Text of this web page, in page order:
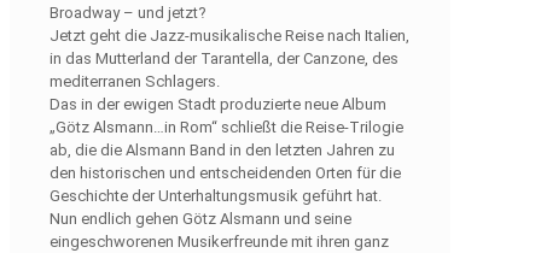
Broadway – und jetzt?
Jetzt geht die Jazz-musikalische Reise nach Italien,
in das Mutterland der Tarantella, der Canzone, des
mediterranen Schlagers.
Das in der ewigen Stadt produzierte neue Album
„Götz Alsmann…in Rom“ schließt die Reise-Trilogie
ab, die die Alsmann Band in den letzten Jahren zu
den historischen und entscheidenden Orten für die
Geschichte der Unterhaltungsmusik geführt hat.
Nun endlich gehen Götz Alsmann und seine
eingeschworenen Musikerfreunde mit ihren ganz